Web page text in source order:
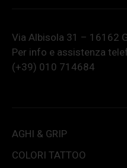
Via Albisola 31 – 16162
Per info e assistenza
(+39) 010 714684
AGHI & GRIP
COLORI TATTOO